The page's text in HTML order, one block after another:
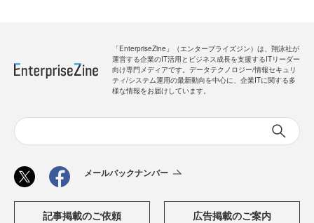
「EnterpriseZine」（エンタープライズジン）は、翔泳社が
運営する企業のIT活用とビジネス成長を支援するITリーダー
向け専門メディアです。データテクノロジー/情報セキュリ
ティ/システム運用の最新動向を中心に、企業ITに関する多
様な情報をお届けしています。
メールバックナンバー
記事掲載のご依頼 広告掲載のご案内